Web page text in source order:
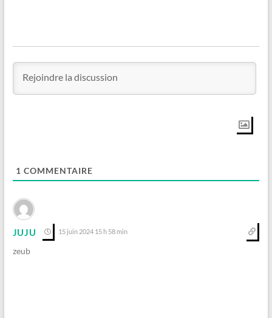
1 COMMENTAIRE
JUJU 15 juin 2024 15 h 58 min
zeub